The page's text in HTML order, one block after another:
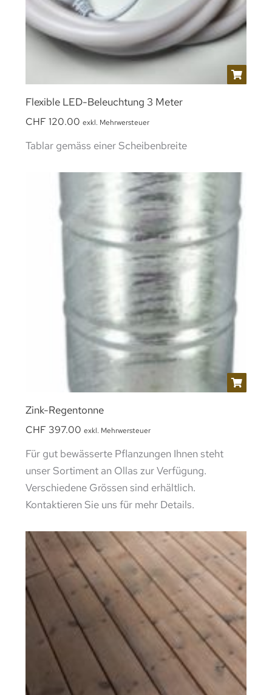
Flexible LED-Beleuchtung 3 Meter
CHF 120.00 exkl. Mehrwersteuer
Tablar gemäss einer Scheibenbreite
Zink-Regentonne
CHF 397.00 exkl. Mehrwersteuer
Für gut bewässerte Pflanzungen Ihnen steht
unser Sortiment an Ollas zur Verfügung.
Verschiedene Grössen sind erhältlich.
Kontaktieren Sie uns für mehr Details.